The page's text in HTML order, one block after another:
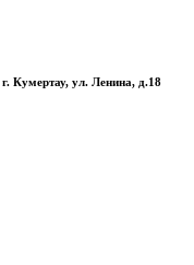
г. Кумертау, ул. Ленина, д.18